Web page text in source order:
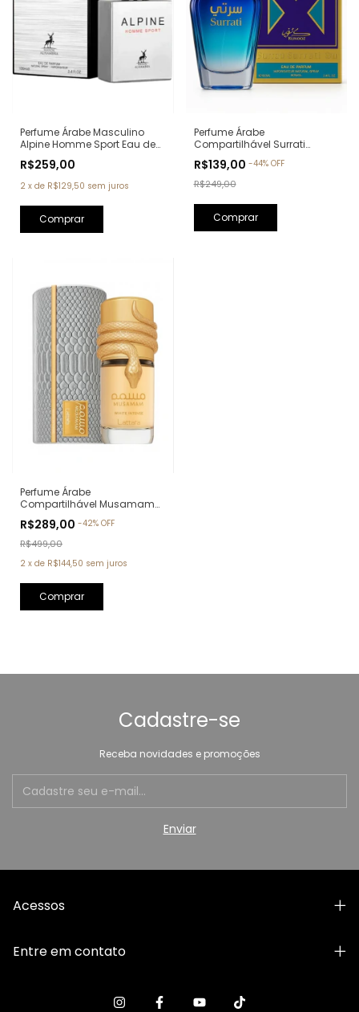
Perfume Árabe Masculino
Alpine Homme Sport Eau de
100ml (Ref. Olfativa: Allure
Homme Sport Chanel)
R$259,00
2 x de R$129,50 sem juros
Perfume Árabe
Compartilhável Surrati
Parfum - 100ml (Ref. Olfativa:
Erba Pura Xerjoff)
R$139,00 -44% OFF
R$249,00
Perfume Árabe
Compartilhável Musamam
Parfum - 100ml
R$289,00 -42% OFF
R$499,00
2 x de R$144,50 sem juros
Cadastre-se
Receba novidades e promoções
Acessos
Entre em contato